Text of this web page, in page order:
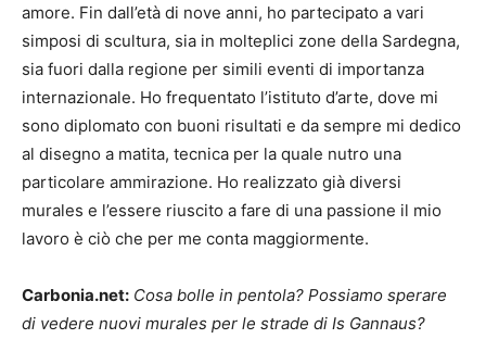
amore. Fin dall’età di nove anni, ho partecipato a vari
simposi di scultura, sia in molteplici zone della Sardegna,
sia fuori dalla regione per simili eventi di importanza
internazionale. Ho frequentato l’istituto d’arte, dove mi
sono diplomato con buoni risultati e da sempre mi dedico
al disegno a matita, tecnica per la quale nutro una
particolare ammirazione. Ho realizzato già diversi
murales e l’essere riuscito a fare di una passione il mio
lavoro è ciò che per me conta maggiormente.
Carbonia.net: Cosa bolle in pentola? Possiamo sperare
di vedere nuovi murales per le strade di Is Gannaus?